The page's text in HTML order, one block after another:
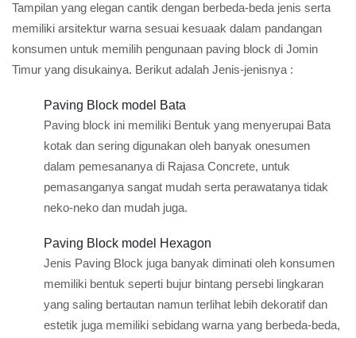
Tampilan yang elegan cantik dengan berbeda-beda jenis serta
memiliki arsitektur warna sesuai kesuaak dalam pandangan
konsumen untuk memilih pengunaan paving block di Jomin
Timur yang disukainya. Berikut adalah Jenis-jenisnya :
Paving Block model Bata
Paving block ini memiliki Bentuk yang menyerupai Bata
kotak dan sering digunakan oleh banyak onesumen
dalam pemesananya di Rajasa Concrete, untuk
pemasanganya sangat mudah serta perawatanya tidak
neko-neko dan mudah juga.
Paving Block model Hexagon
Jenis Paving Block juga banyak diminati oleh konsumen
memiliki bentuk seperti bujur bintang persebi lingkaran
yang saling bertautan namun terlihat lebih dekoratif dan
estetik juga memiliki sebidang warna yang berbeda-beda,